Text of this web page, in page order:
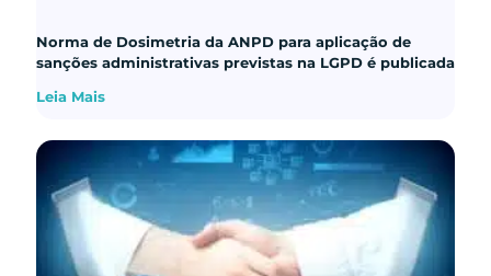
Norma de Dosimetria da ANPD para aplicação de
sanções administrativas previstas na LGPD é publicada
Leia Mais